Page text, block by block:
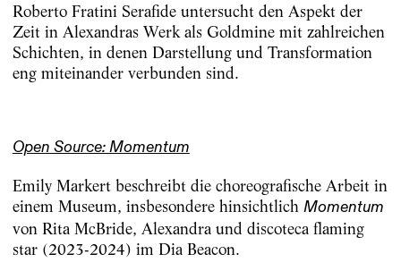
Roberto Fratini Serafide untersucht den Aspekt der
Zeit in Alexandras Werk als Goldmine mit zahlreichen
Schichten, in denen Darstellung und Transformation
eng miteinander verbunden sind.
Open Source: Momentum
Emily Markert beschreibt die choreografische Arbeit in
einem Museum, insbesondere hinsichtlich Momentum
von Rita McBride, Alexandra und discoteca flaming
star (2023-2024) im Dia Beacon.